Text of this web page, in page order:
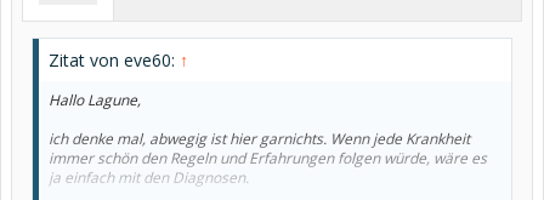
Zitat von eve60: ↑
Hallo Lagune,
ich denke mal, abwegig ist hier garnichts. Wenn jede Krankheit
immer schön den Regeln und Erfahrungen folgen würde, wäre es
ja einfach mit den Diagnosen.